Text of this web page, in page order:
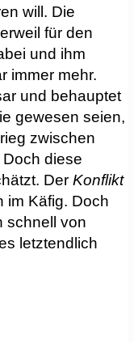
will. Die
für den
und ihm
immer mehr.
und behauptet
gewesen seien,
zwischen
diese
Der Konflikt
im Käfig. Doch
schnell von
letztendlich